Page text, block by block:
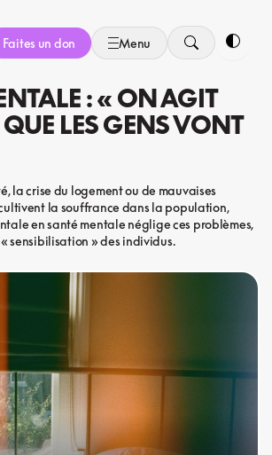
Faites un don Menu
: « ON AGIT
LES GENS VONT
la crise du logement ou de mauvaises
la souffrance dans la population,
en santé mentale néglige ces problèmes,
sensibilisation » des individus.